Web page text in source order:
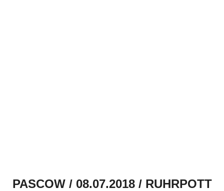
PASCOW / 08.07.2018 / RUHRPOTT